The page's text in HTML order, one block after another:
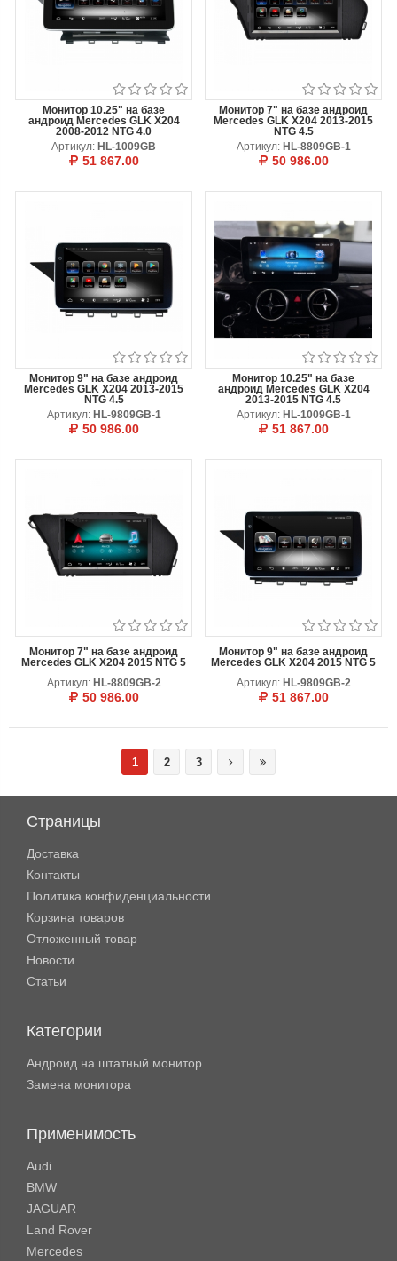
Монитор 10.25" на базе
андроид Mercedes GLK X204
2008-2012 NTG 4.0
Артикул: HL-1009GB
51 867.00
Монитор 7" на базе андроид
Mercedes GLK X204 2013-2015
NTG 4.5
Артикул: HL-8809GB-1
50 986.00
Монитор 9" на базе андроид
Mercedes GLK X204 2013-2015
NTG 4.5
Артикул: HL-9809GB-1
50 986.00
Монитор 10.25" на базе
андроид Mercedes GLK X204
2013-2015 NTG 4.5
Артикул: HL-1009GB-1
51 867.00
Монитор 7" на базе андроид
Mercedes GLK X204 2015 NTG 5
Артикул: HL-8809GB-2
50 986.00
Монитор 9" на базе андроид
Mercedes GLK X204 2015 NTG 5
Артикул: HL-9809GB-2
51 867.00
1 2 3
Страницы
Доставка
Контакты
Политика конфиденциальности
Корзина товаров
Отложенный товар
Новости
Статьи
Категории
Андроид на штатный монитор
Замена монитора
Применимость
Audi
BMW
JAGUAR
Land Rover
Mercedes